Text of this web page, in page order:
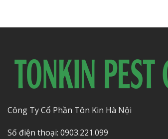
Công Ty Cổ Phần Tôn Kin Hà Nội
Số điện thoại: 0903.221.099